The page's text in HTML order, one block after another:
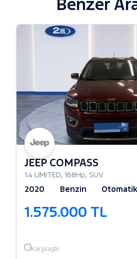
JEEP COMPASS
1.4 LIMITED, 168Hp, SUV
2020 Benzin Otomatik
1.575.000 TL
Karşılaştır